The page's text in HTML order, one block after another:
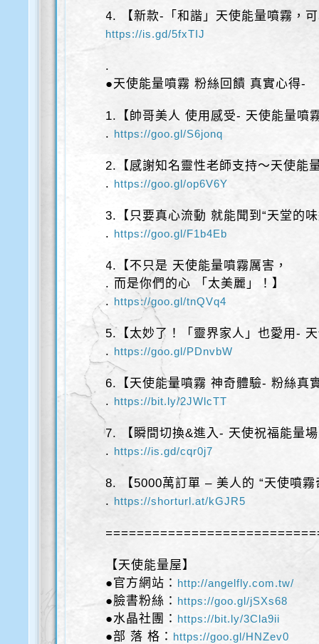
4. 【新款-「和諧」天使能量噴霧，
https://is.gd/5fxTIJ
.
●天使能量噴霧 粉絲回饋 真實心得-
1.【帥哥美人 使用感受- 天使能量噴
. https://goo.gl/S6jonq
2.【感謝知名靈性老師支持～天使能
. https://goo.gl/op6V6Y
3.【只要真心流動 就能聞到“天堂的
. https://goo.gl/F1b4Eb
4.【不只是 天使能量噴霧厲害，
. 而是你們的心 「太美麗」！】
. https://goo.gl/tnQVq4
5.【太妙了！「靈界家人」也愛用-
. https://goo.gl/PDnvbW
6.【天使能量噴霧 神奇體驗- 粉絲真
. https://bit.ly/2JWlcTT
7. 【瞬間切換&進入- 天使祝福能量
. https://is.gd/cqr0j7
8. 【5000萬訂單 – 美人的 “天使噴霧
. https://shorturl.at/kGJR5
【天使能量屋】
●官方網站： http://angelfly.com.tw/
●臉書粉絲： https://goo.gl/jSXs68
●水晶社團： https://bit.ly/3Cla9ii
●部 落 格： https://goo.gl/HNZev0